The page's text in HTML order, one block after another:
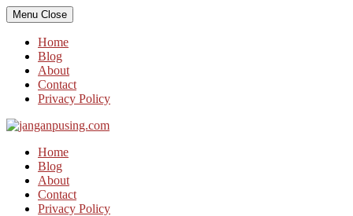
Skip
to
content
Menu Close
Home
Blog
About
Contact
Privacy Policy
Home
Blog
About
Contact
Privacy Policy